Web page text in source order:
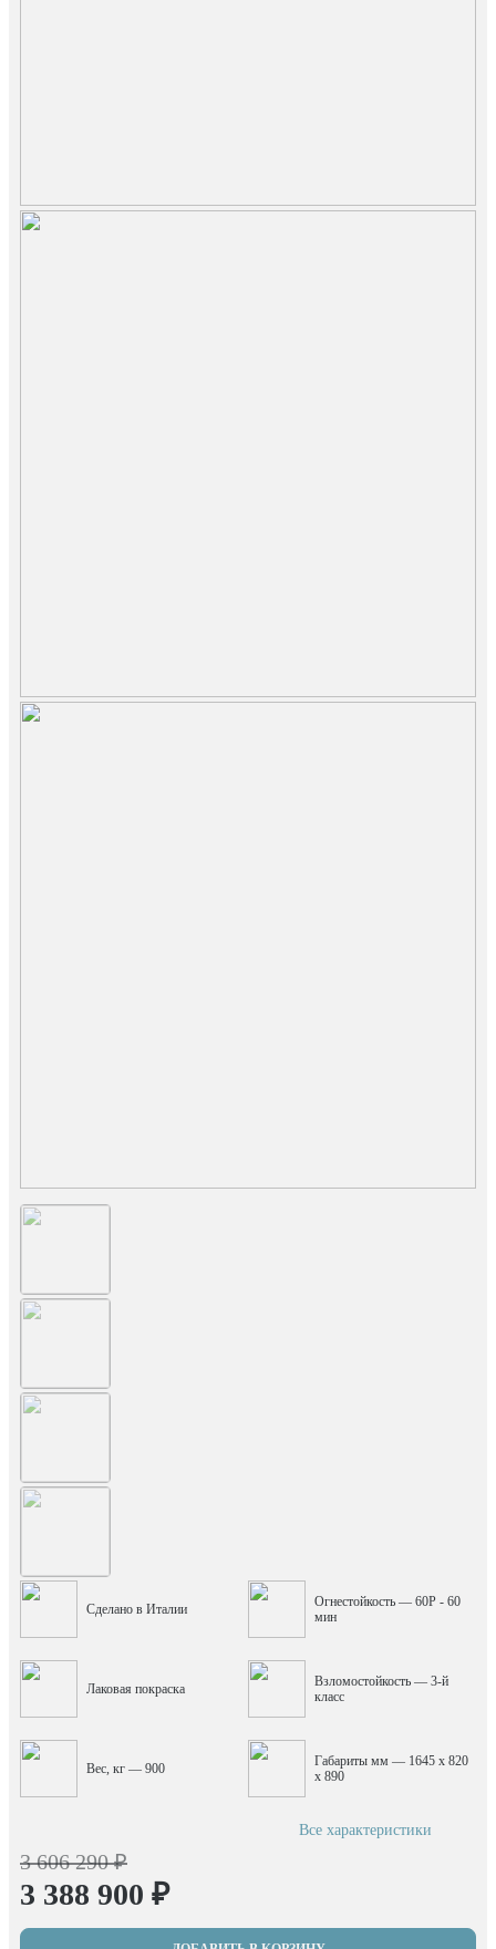
Сделано в Италии
Огнестойкость — 60P - 60
мин
Лаковая покраска
Взломостойкость — 3-й
класс
Вес, кг — 900
Габариты мм — 1645 x 820
x 890
Все характеристики
3 606 290 ₽
3 388 900 ₽